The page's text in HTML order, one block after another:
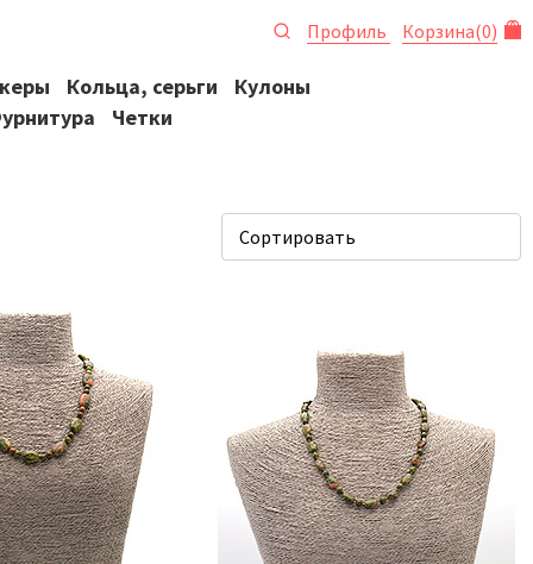
Профиль Корзина(0)
Кольца, серьги
Кулоны
Четки